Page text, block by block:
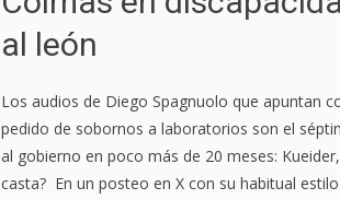
al león
Los audios de Diego Spagnuolo que apuntan
pedido de sobornos a laboratorios son el
al gobierno en poco más de 20 meses:
casta? En un posteo en X con su habitual